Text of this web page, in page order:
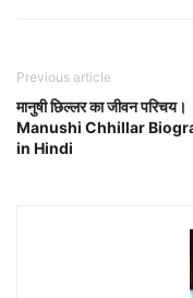
Previous article
मानुषी छिल्लर का जीवन परिचय।
Manushi Chhillar
in Hindi